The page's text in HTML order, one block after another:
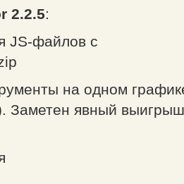
2.2.5:
на одном
Заметен явный